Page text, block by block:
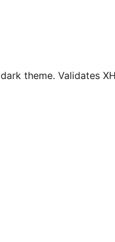
theme. Validates